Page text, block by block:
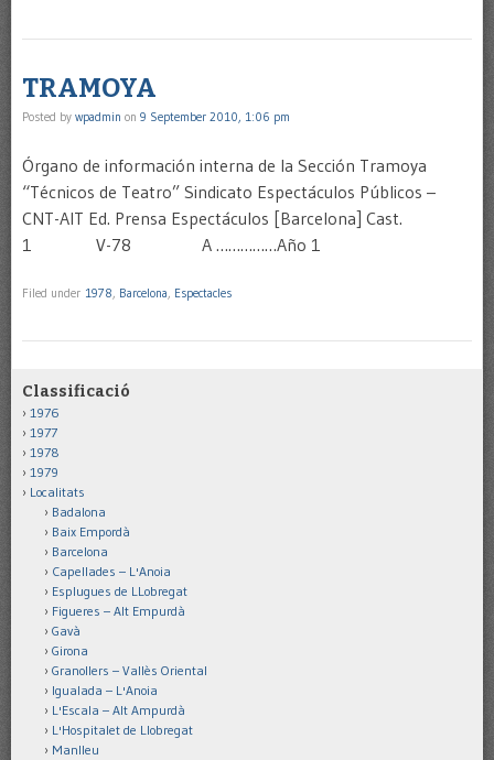
TRAMOYA
Posted by wpadmin on 9 September 2010, 1:06 pm
Órgano de información interna de la Sección Tramoya
“Técnicos de Teatro” Sindicato Espectáculos Públicos –
CNT-AIT Ed. Prensa Espectáculos [Barcelona] Cast.
1 V-78 A ……………Año 1
Filed under 1978 Barcelona Espectacles
Classificació
1976
1977
1978
1979
Localitats
Badalona
Baix Empordà
Barcelona
Capellades – L'Anoia
Esplugues de LLobregat
Figueres – Alt Empurdà
Gavà
Girona
Granollers – Vallès Oriental
Igualada – L'Anoia
L'Escala – Alt Ampurdà
L'Hospitalet de Llobregat
Manlleu